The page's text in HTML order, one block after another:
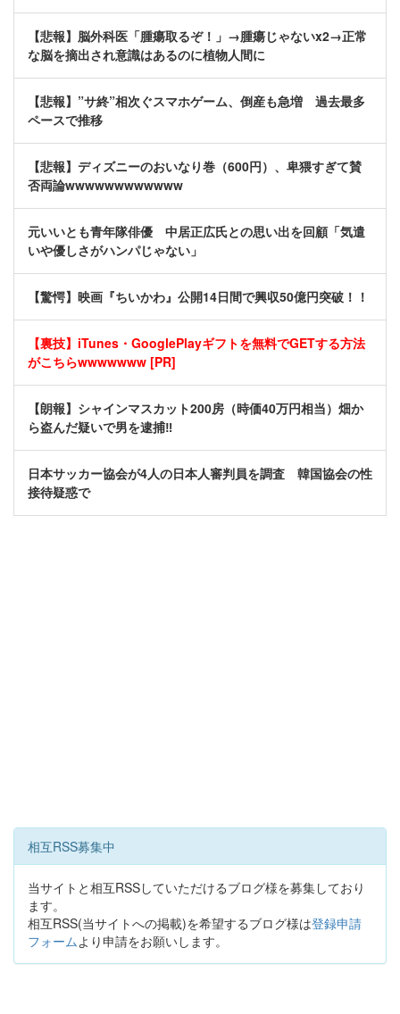
【悲報】脳外科医「腫瘍取るぞ！」→腫瘍じゃないx2→正常
な脳を摘出され意識はあるのに植物人間に
【悲報】”サ終”相次ぐスマホゲーム、倒産も急増 過去最多
ペースで推移
【悲報】ディズニーのおいなり巻（600円）、卑猥すぎて賛
否両論wwwwwwwwwwww
元いいとも青年隊俳優 中居正広氏との思い出を回顧「気遣
いや優しさがハンパじゃない」
【驚愕】映画『ちいかわ』公開14日間で興収50億円突破！！
【裏技】iTunes・GooglePlayギフトを無料でGETする方法
がこちらwwwwwww [PR]
【朗報】シャインマスカット200房（時価40万円相当）畑か
ら盗んだ疑いで男を逮捕‼
日本サッカー協会が4人の日本人審判員を調査 韓国協会の性
接待疑惑で
相互RSS募集中
当サイトと相互RSSしていただけるブログ様を募集しており
ます。
相互RSS(当サイトへの掲載)を希望するブログ様は登録申請
フォームより申請をお願いします。